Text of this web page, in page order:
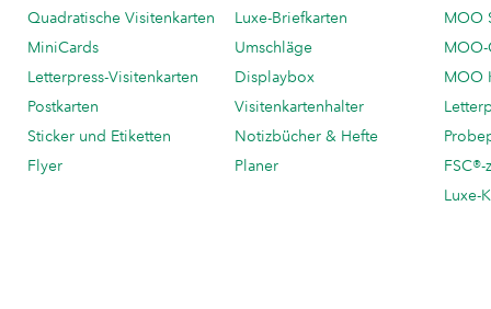
Quadratische Visitenkarten
MiniCards
Letterpress-Visitenkarten
Postkarten
Sticker und Etiketten
Flyer
Luxe-Briefkarten
Umschläge
Displaybox
Visitenkartenhalter
Notizbücher & Hefte
Planer
MOO
MOO
Luxe-